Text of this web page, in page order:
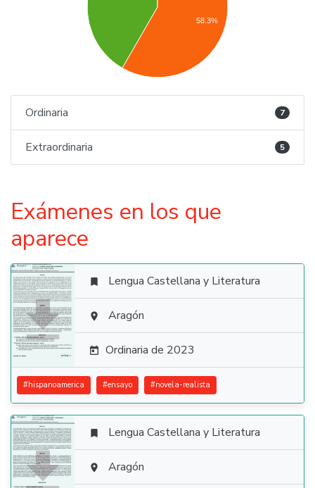
58.3%
Ordinaria 7
Extraordinaria 5
Exámenes en los que
aparece

 Lengua Castellana y Literatura
 Aragón
 Ordinaria de 2023
#hispanoamerica #ensayo #novela-realista

 Lengua Castellana y Literatura
 Aragón